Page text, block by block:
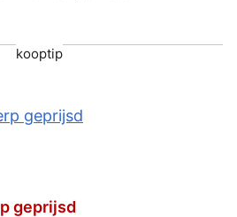
kooptip
geprijsd